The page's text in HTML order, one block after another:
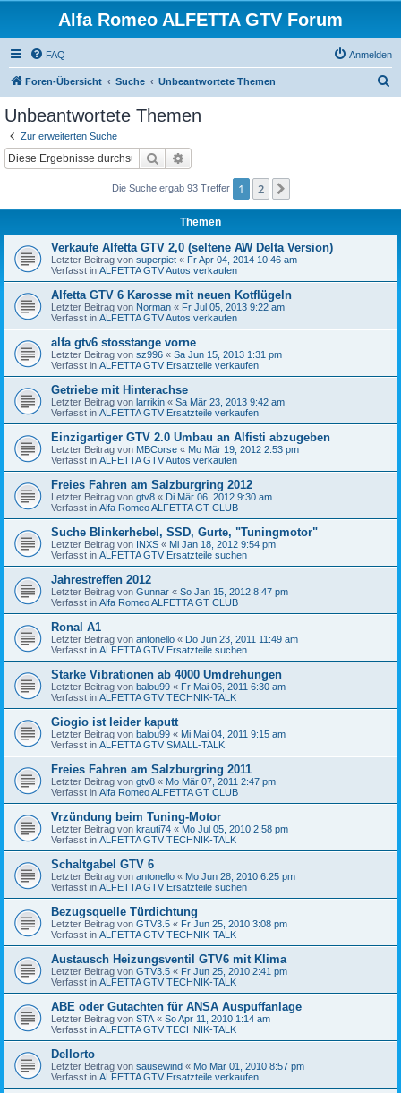
Alfa Romeo ALFETTA GTV Forum
FAQ Anmelden
Foren-Übersicht Suche Unbeantwortete Themen
Unbeantwortete Themen
Zur erweiterten Suche
Suche
Die Suche ergab 93 Treffer 1 2
Themen
Verkaufe Alfetta GTV 2,0 (seltene AW Delta Version)
Letzter Beitrag von superpiet « Fr Apr 04, 2014 10:46 am
Verfasst in ALFETTA GTV Autos verkaufen
Alfetta GTV 6 Karosse mit neuen Kotflügeln
Letzter Beitrag von Norman « Fr Jul 05, 2013 9:22 am
Verfasst in ALFETTA GTV Autos verkaufen
alfa gtv6 stosstange vorne
Letzter Beitrag von sz996 « Sa Jun 15, 2013 1:31 pm
Verfasst in ALFETTA GTV Ersatzteile verkaufen
Getriebe mit Hinterachse
Letzter Beitrag von larrikin « Sa Mär 23, 2013 9:42 am
Verfasst in ALFETTA GTV Ersatzteile verkaufen
Einzigartiger GTV 2.0 Umbau an Alfisti abzugeben
Letzter Beitrag von MBCorse « Mo Mär 19, 2012 2:53 pm
Verfasst in ALFETTA GTV Autos verkaufen
Freies Fahren am Salzburgring 2012
Letzter Beitrag von gtv8 « Di Mär 06, 2012 9:30 am
Verfasst in Alfa Romeo ALFETTA GT CLUB
Suche Blinkerhebel, SSD, Gurte, "Tuningmotor"
Letzter Beitrag von INXS « Mi Jan 18, 2012 9:54 pm
Verfasst in ALFETTA GTV Ersatzteile suchen
Jahrestreffen 2012
Letzter Beitrag von Gunnar « So Jan 15, 2012 8:47 pm
Verfasst in Alfa Romeo ALFETTA GT CLUB
Ronal A1
Letzter Beitrag von antonello « Do Jun 23, 2011 11:49 am
Verfasst in ALFETTA GTV Ersatzteile suchen
Starke Vibrationen ab 4000 Umdrehungen
Letzter Beitrag von balou99 « Fr Mai 06, 2011 6:30 am
Verfasst in ALFETTA GTV TECHNIK-TALK
Giogio ist leider kaputt
Letzter Beitrag von balou99 « Mi Mai 04, 2011 9:15 am
Verfasst in ALFETTA GTV SMALL-TALK
Freies Fahren am Salzburgring 2011
Letzter Beitrag von gtv8 « Mo Mär 07, 2011 2:47 pm
Verfasst in Alfa Romeo ALFETTA GT CLUB
Vrzündung beim Tuning-Motor
Letzter Beitrag von krauti74 « Mo Jul 05, 2010 2:58 pm
Verfasst in ALFETTA GTV TECHNIK-TALK
Schaltgabel GTV 6
Letzter Beitrag von antonello « Mo Jun 28, 2010 6:25 pm
Verfasst in ALFETTA GTV Ersatzteile suchen
Bezugsquelle Türdichtung
Letzter Beitrag von GTV3.5 « Fr Jun 25, 2010 3:08 pm
Verfasst in ALFETTA GTV TECHNIK-TALK
Austausch Heizungsventil GTV6 mit Klima
Letzter Beitrag von GTV3.5 « Fr Jun 25, 2010 2:41 pm
Verfasst in ALFETTA GTV TECHNIK-TALK
ABE oder Gutachten für ANSA Auspuffanlage
Letzter Beitrag von STA « So Apr 11, 2010 1:14 am
Verfasst in ALFETTA GTV TECHNIK-TALK
Dellorto
Letzter Beitrag von sausewind « Mo Mär 01, 2010 8:57 pm
Verfasst in ALFETTA GTV Ersatzteile verkaufen